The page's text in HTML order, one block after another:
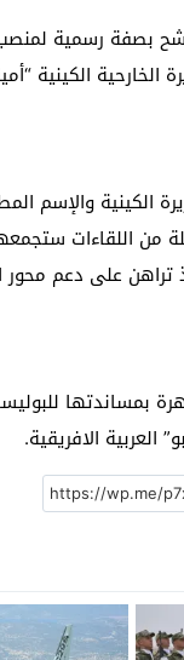
بصفة رسمية
الخارحية الكينية
الكينية والإسم
من اللقاءات
تراهن على دعم محور
بمساندتها
العربية الافريقية.